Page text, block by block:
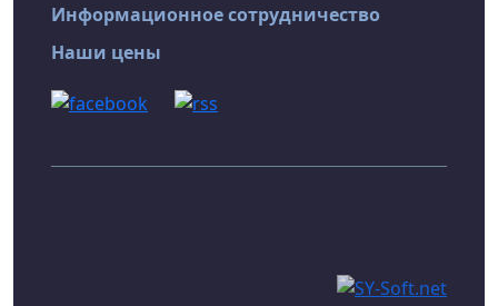
Информационное сотрудничество
Наши цены